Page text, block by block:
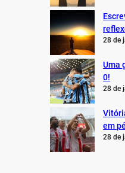
28 de
Uma
0!
28 de
em
28 de